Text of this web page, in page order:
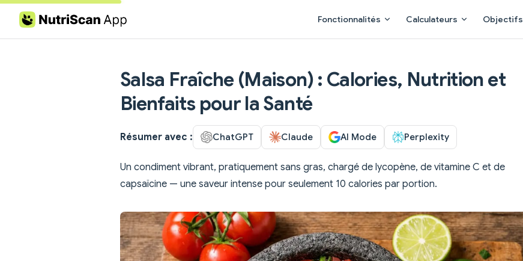
Skip to content Fonctionnalités Calculateurs Objectifs
Salsa Fraîche (Maison) : Calories, Nutrition et
Bienfaits pour la Santé
Résumer avec : ChatGPT Claude AI Mode Perplexity
Un condiment vibrant, pratiquement sans gras, chargé de lycopène, de vitamine C et de
capsaïcine — une saveur intense pour seulement 10 calories par portion.